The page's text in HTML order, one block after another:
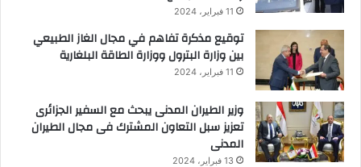
11 فبراير، 2024
توقيع مذكرة تفاهم في مجال الغاز الطبيعي
بين وزارة البترول ووزارة الطاقة البلغارية
11 فبراير، 2024
وزير الطيران المدنى يبحث مع السفير الجزائرى
تعزيز سبل التعاون المشترك فى مجال الطيران
المدنى
13 فبراير، 2024